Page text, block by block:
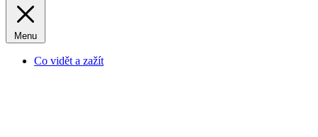
Menu
Co vidět a zažít